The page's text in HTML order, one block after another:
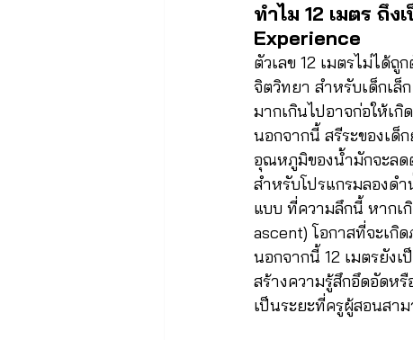
ทำไม 12 เมตร ถึ
Experience
ตัวเลข 12 เมตรไม่ได้
จิตวิทยา สำหรับเด็กเล็
มากเกินไปอาจก่อให้เ
นอกจากนี้ สรีระของเด็
อุณหภูมิของน้ำมักจะลด
สำหรับโปรแกรมลองด
แบบ ที่ความลึกนี้ หากเ
ascent) โอกาสที่จะเกิ
นอกจากนี้ 12 เมตรยัง
สร้างความรู้สึกอึดอัดห
เป็นระยะที่ครูผู้สอนสา